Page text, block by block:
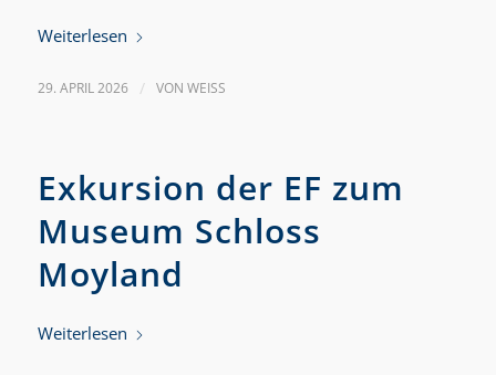
Weiterlesen
29. APRIL 2026 / VON WEISS
Exkursion der EF zum
Museum Schloss
Moyland
Weiterlesen